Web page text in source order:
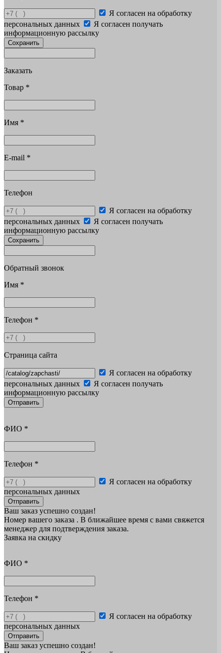
Я согласен на обработку
персональных данных
Я согласен получать
информационную рассылку
Сохранить
Заказать
Товар *
Имя *
E-mail *
Телефон
Я согласен на обработку
персональных данных
Я согласен получать
информационную рассылку
Сохранить
Обратный звонок
Имя *
Телефон *
Страница сайта
Я согласен на обработку
персональных данных
Я согласен получать
информационную рассылку
Отправить
ФИО *
Телефон *
Я согласен на обработку
персональных данных
Отправить
Ваш заказ успешно создан!
Номер вашего заказа . В ближайшее время с вами свяжется
менеджер для подтверждения заказа.
Заявка на скидку
ФИО *
Телефон *
Я согласен на обработку
персональных данных
Отправить
Ваш заказ успешно создан!